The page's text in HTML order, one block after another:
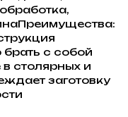
с собой
столярных и
заготовку